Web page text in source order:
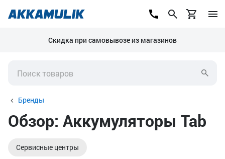
Скидка при самовывозе из магазинов
Бренды
Обзор: Аккумуляторы Tab
Сервисные центры